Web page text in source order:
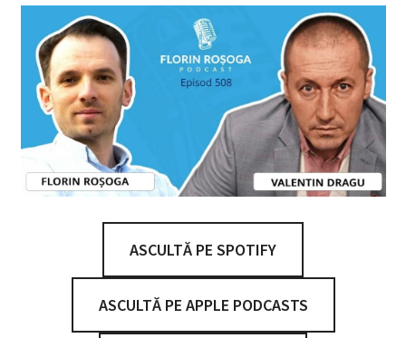
ASCULTĂ PE SPOTIFY
ASCULTĂ PE APPLE PODCASTS